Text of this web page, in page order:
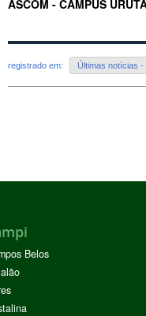
ASCOM - CAMPUS
registrado em: Últimas notícias -
Belos